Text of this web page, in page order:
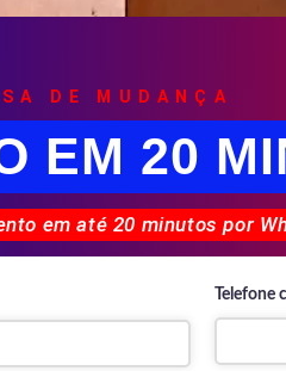
DE MUDANÇA
EM 20
em até 20 minutos por